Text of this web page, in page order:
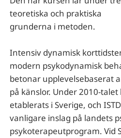
teoretiska och praktiska
grunderna i metoden.
Intensiv dynamisk
modern psykodynamisk
betonar upplevelsebaserat
på känslor. Under 2010-
etablerats i Sverige, och
vanligare inslag på landets
psykoterapeutprogram. Vid